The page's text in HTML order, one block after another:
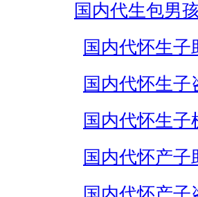
国内代生包男
国内代怀生子
国内代怀生子
国内代怀生子
国内代怀产子